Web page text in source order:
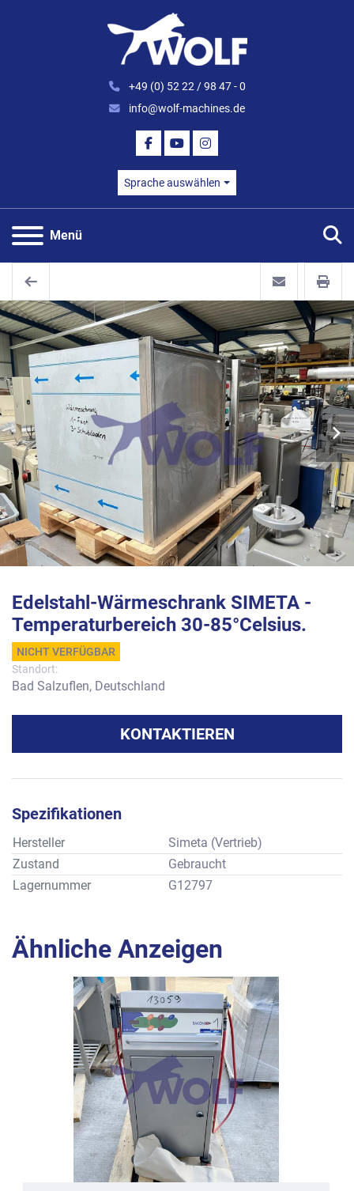
+49 (0) 52 22 / 98 47 - 0
info@wolf-machines.de
FACEBOOK
YOUTUBEINSTAGRAM
Sprache auswählen
Menü
Edelstahl-Wärmeschrank SIMETA -
Temperaturbereich 30-85°Celsius.
NICHT VERFÜGBAR
Standort:
Bad Salzuflen, Deutschland
KONTAKTIEREN
Spezifikationen
Hersteller
Simeta (Vertrieb)
Zustand
Gebraucht
Lagernummer
G12797
Ähnliche Anzeigen